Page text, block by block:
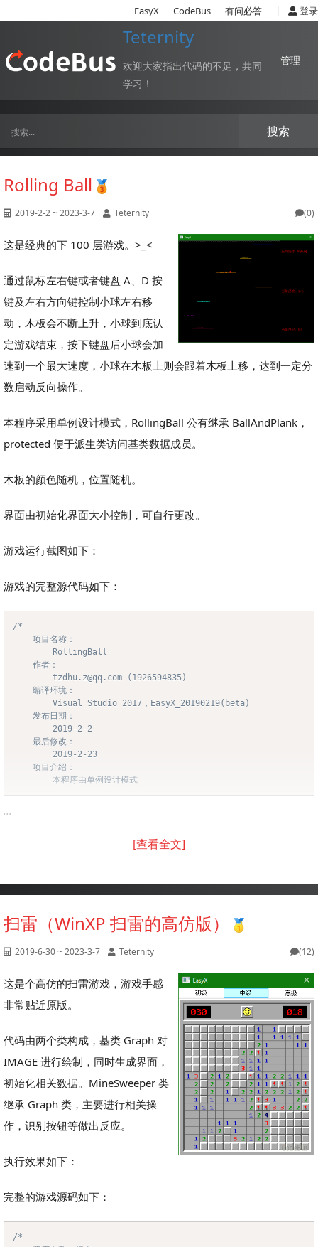
EasyX CodeBus 有问必答 登录
Teternity
欢迎大家指出代码的不足，共同
学习！
管理
Rolling Ball
2019-2-2 ~ 2023-3-7 Teternity (0)
这是经典的下 100 层游戏。>_<
通过鼠标左右键或者键盘 A、D 按
键及左右方向键控制小球左右移
动，木板会不断上升，小球到底认
定游戏结束，按下键盘后小球会加
速到一个最大速度，小球在木板上则会跟着木板上移，达到一定分
数启动反向操作。
本程序采用单例设计模式，RollingBall 公有继承 BallAndPlank，
protected 便于派生类访问基类数据成员。
木板的颜色随机，位置随机。
界面由初始化界面大小控制，可自行更改。
游戏运行截图如下：
游戏的完整源代码如下：
/*
		本程序由单例设计模式
...
[查看全文]
扫雷（WinXP 扫雷的高仿版）
2019-6-30 ~ 2023-3-7 Teternity (12)
这是个高仿的扫雷游戏，游戏手感
非常贴近原版。
代码由两个类构成，基类 Graph 对
IMAGE 进行绘制，同时生成界面，
初始化相关数据。MineSweeper 类
继承 Graph 类，主要进行相关操
作，识别按钮等做出反应。
执行效果如下：
完整的游戏源码如下：
/*
搜索